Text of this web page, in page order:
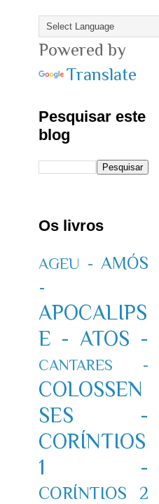
Powered by
Translate
Pesquisar este
blog
Os livros
AGEU - AMÓS
-
APOCALIPS
E - ATOS -
CANTARES -
COLOSSEN
SES -
CORÍNTIOS
1 -
CORÍNTIOS 2